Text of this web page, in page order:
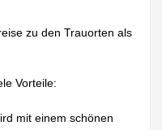
zu den Trauorten als
Vorteile:
mit einem schönen